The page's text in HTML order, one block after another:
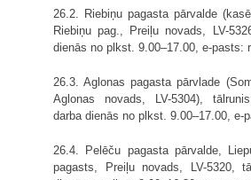
26.2. Riebiņu pagasta pārvalde
Riebiņu pag., Preiļu novads, LV-
dienās no plkst. 9.00–17.00, e-pasts:
26.3. Aglonas pagasta pārvlade
Aglonas novads, LV-5304),
darba dienās no plkst. 9.00–17.00, e-
26.4. Pelēču pagasta pārvalde,
pagasts, Preiļu novads, LV-5320,